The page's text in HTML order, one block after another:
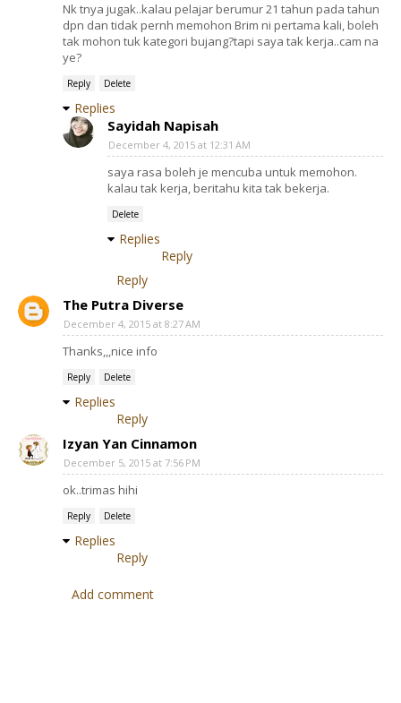
Nk tnya jugak..kalau pelajar berumur 21 tahun pada tahun
dpn dan tidak pernh memohon Brim ni pertama kali, boleh
tak mohon tuk kategori bujang?tapi saya tak kerja..cam na
ye?
Reply Delete
Replies
Sayidah Napisah
December 4, 2015 at 12:31 AM
saya rasa boleh je mencuba untuk memohon.
kalau tak kerja, beritahu kita tak bekerja.
Delete
Replies
Reply
Reply
The Putra Diverse
December 4, 2015 at 8:27 AM
Thanks,,,nice info
Reply Delete
Replies
Reply
Izyan Yan Cinnamon
December 5, 2015 at 7:56 PM
ok..trimas hihi
Reply Delete
Replies
Reply
Add comment